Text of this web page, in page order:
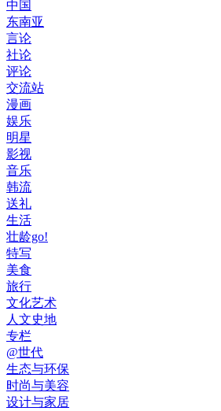
中国
东南亚
言论
社论
评论
交流站
漫画
娱乐
明星
影视
音乐
韩流
送礼
生活
壮龄go!
特写
美食
旅行
文化艺术
人文史地
专栏
@世代
生态与环保
时尚与美容
设计与家居